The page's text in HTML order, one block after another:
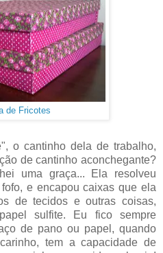
de Fricotes
o cantinho dela de trabalho,
de cantinho aconchegante?
uma graça... Ela resolveu
e encapou caixas que ela
de tecidos e outras coisas,
sulfite. Eu fico sempre
de pano ou papel, quando
tem a capacidade de